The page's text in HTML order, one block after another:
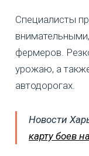
Специалисты
фермеров.
урожаю, а
автодорогах.
Новости
карту боев